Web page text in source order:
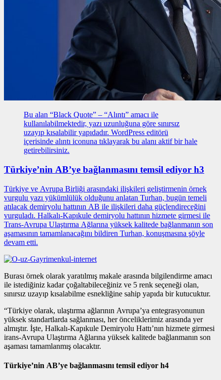
Bu alan “Black Quote” – “Alıntı” amacı ile
kullanılabilmektedir, yazı uzunluğuna göre sınırsız
uzayıp kısalabilir yapıdadır. WordPress editörü
içerisinde alıntı iconuna tıklayarak bu alanı aktif bir hale
getirebilirsiniz.
Türkiye’nin AB’ye bağlanmasını temsil ediyor h3
Türkiye ve Avrupa Birliği arasındaki ilişkileri geliştirmenin örnek
vurgulu yazı yükümlülük olduğunu anlatan Turhan, bugün temeli
atılacak demiryolu hattının AB ile ilişkileri daha güçlendireceğini
vurguladı. Halkalı-Kapıkule demiryolu hattının hizmete girmesi ile
Trans-Avrupa Ulaştırma Ağlarına yüksek kalitede bağlanmanın son
aşamasının tamamlanacağını bildiren Turhan, konuşmasına şöyle
devam etti.
Burası örnek olarak yaratılmış makale arasında bilgilendirme amacı
ile istediğiniz kadar çoğaltabileceğiniz ve 5 renk seçeneği olan,
sınırsız uzayıp kısalabilme esnekliğine sahip yapıda bir kutucuktur.
“Türkiye olarak, ulaştırma ağlarının Avrupa’ya entegrasyonunun
yüksek standartlarda sağlanması, her önceliklerimiz arasında yer
almıştır. İşte, Halkalı-Kapıkule Demiryolu Hattı’nın hizmete girmesi
irans-Avrupa Ulaştırma Ağlarına yüksek kalitede bağlanmanın son
aşaması tamamlanmış olacaktır.
Türkiye’nin AB’ye bağlanmasını temsil ediyor h4